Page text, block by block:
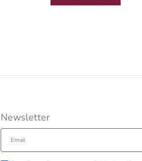
Newsletter